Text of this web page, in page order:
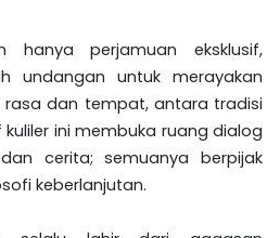
hanya perjamuan eksklusif,
undangan untuk merayakan
dan tempat, antara tradisi
ini membuka ruang dialog
cerita; semuanya berpijak
keberlanjutan.